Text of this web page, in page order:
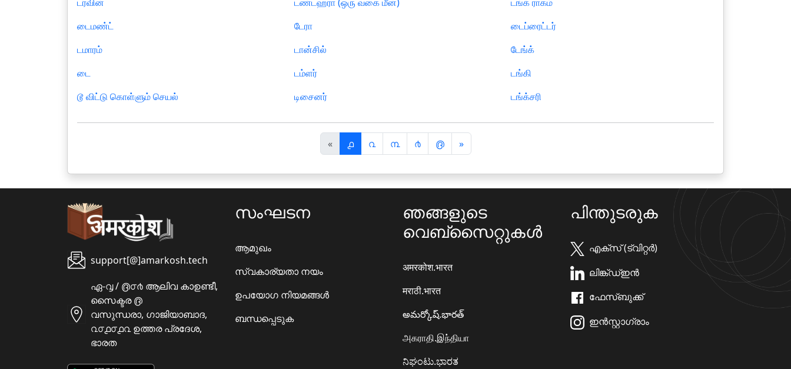
டைமண்ட்
டமாரம்
டை
டூ விட்டு கொள்ளும் செயல்
டேரா
டான்சில்
டம்ளர்
டிசைனர்
டைப்ரைட்டர்
டேங்க்
டங்கி
டங்க்சரி
«पि
छ
ला
൧ ൨ ൩ ൪ ൫ »अ
ग
ला
support[@]amarkosh.tech
ഏ-൮ / ൫൦൪ ആലിവ കാഉണ്ടീ,
സൈക്ടര ൫
വസുന്ധരാ, ഗാജിയാബാദ,
൨൦൧൦൧൨ ഉത്തര പ്രദേശ,
ഭാരത
സംഘടന
ആമുഖം
സ്വകാര്യതാ നയം
ഉപയോഗ നിയമങ്ങൾ
ബന്ധപ്പെടുക
ഞങ്ങളുടെ
വെബ്സൈറ്റുകൾ
अमरकोश.भारत
मराठी.भारत
అమర్కోష్.భారత్
அகராதி.இந்தியா
ನಿಘಂಟು.ಭಾರತ
പിന്തുടരുക
എക്സ് (ട്വിറ്റർ)
ലിങ്ക്ഡ്ഇൻ
ഫേസ്ബുക്ക്
ഇൻസ്റ്റാഗ്രാം